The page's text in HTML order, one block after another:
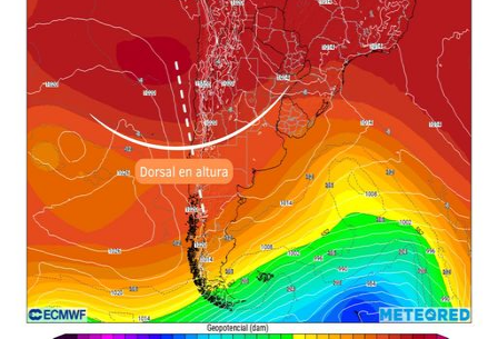
para
ni para
o
aunque
no
Puedes
acceder a
web a
abono